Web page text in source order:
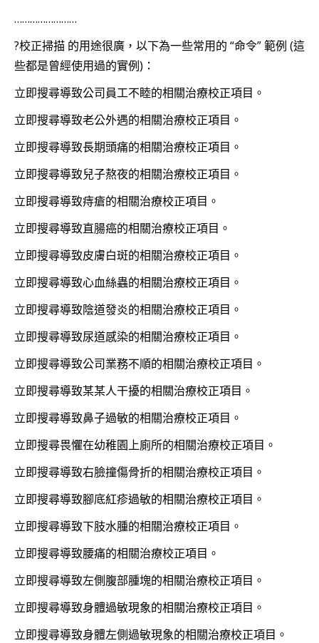
……………………
?️校正掃描 的用途很廣，以下為一些常用的 “命令” 範例 (這
些都是曾經使用過的實例)：
立即搜尋導致公司員工不睦的相關治療校正項目。
立即搜尋導致老公外遇的相關治療校正項目。
立即搜尋導致長期頭痛的相關治療校正項目。
立即搜尋導致兒子熬夜的相關治療校正項目。
立即搜尋導致痔瘡的相關治療校正項目。
立即搜尋導致直腸癌的相關治療校正項目。
立即搜尋導致皮膚白斑的相關治療校正項目。
立即搜尋導致心血絲蟲的相關治療校正項目。
立即搜尋導致陰道發炎的相關治療校正項目。
立即搜尋導致尿道感染的相關治療校正項目。
立即搜尋導致公司業務不順的相關治療校正項目。
立即搜尋導致某某人干擾的相關治療校正項目。
立即搜尋導致鼻子過敏的相關治療校正項目。
立即搜尋畏懼在幼稚園上廁所的相關治療校正項目。
立即搜尋導致右臉撞傷骨折的相關治療校正項目。
立即搜尋導致腳底紅疹過敏的相關治療校正項目。
立即搜尋導致下肢水腫的相關治療校正項目。
立即搜尋導致腰痛的相關治療校正項目。
立即搜尋導致左側腹部腫塊的相關治療校正項目。
立即搜尋導致身體過敏現象的相關治療校正項目。
立即搜尋導致身體左側過敏現象的相關治療校正項目。